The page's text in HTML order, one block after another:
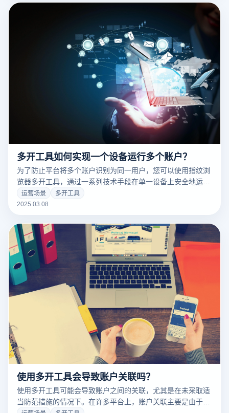
多开工具如何实现一个设备运行多个账户？
为了防止平台将多个账户识别为同一用户，您可以使用指纹浏
览器多开工具，通过一系列技术手段在单一设备上安全地运行
多个账户。以下是实现这一目标的关键技术：
运营场景
多开工具
2025.03.08
使用多开工具会导致账户关联吗？
使用多开工具可能会导致账户之间的关联，尤其是在未采取适
当防范措施的情况下。在许多平台上，账户关联主要是由于共